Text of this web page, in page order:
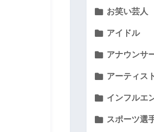
お笑い芸人
アイドル
アナウンサ
アーティス
インフルエ
スポーツ選